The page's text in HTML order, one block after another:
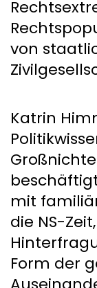
von
Katrin
mit
die NS-
Form der